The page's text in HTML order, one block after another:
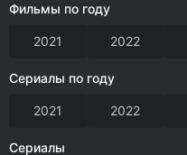
Фильмы по году
2021 2022
Сериалы по году
2021 2022
Сериалы